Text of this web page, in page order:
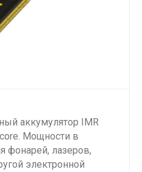
аккумулятор IMR
Мощности в
фонарей, лазеров,
электронной